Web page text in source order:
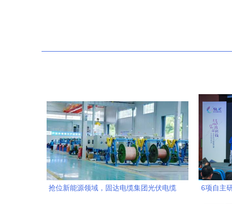
抢位新能源领域，固达电缆集团光伏电缆
6项自主